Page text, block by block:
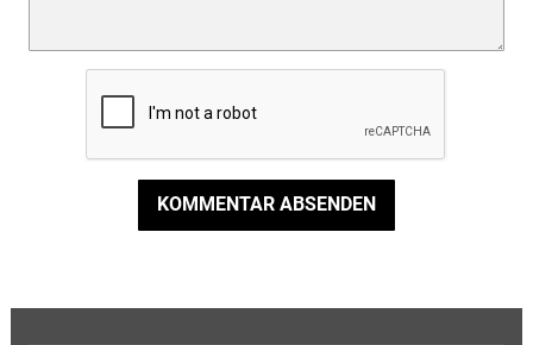
KOMMENTAR ABSENDEN